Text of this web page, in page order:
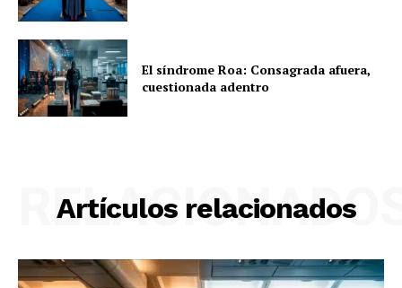
El síndrome Roa: Consagrada afuera,
cuestionada adentro
Artículos relacionados